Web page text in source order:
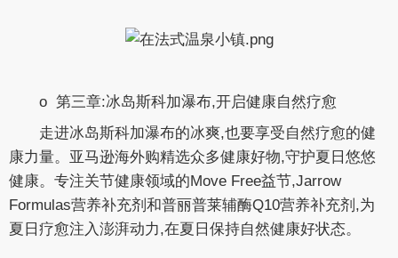
o 第三章:冰岛斯科加瀑布,开启健康自然疗愈
走进冰岛斯科加瀑布的冰爽,也要享受自然疗愈的健
康力量。亚马逊海外购精选众多健康好物,守护夏日悠悠
健康。专注关节健康领域的Move Free益节,Jarrow
Formulas营养补充剂和普丽普莱辅酶Q10营养补充剂,为
夏日疗愈注入澎湃动力,在夏日保持自然健康好状态。